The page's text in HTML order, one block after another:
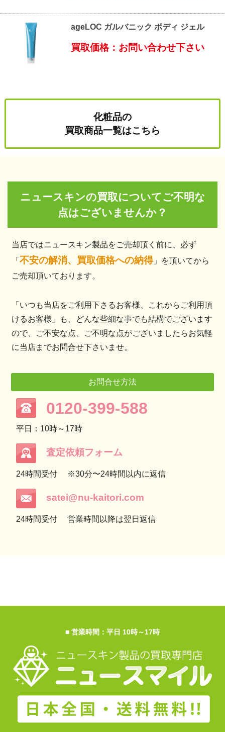
ageLOC ガルバニック ボディ ジェル
買取価格：お問い合わせ下さい
化粧品の
買取商品一覧はこちら
ニュースキンの買取についてご不明な
点はございませんか？
当店ではニュースキン製品をご売却頂く前に、必ず
「不安の解消、買取価格への納得」を頂いてから
ご売却頂いております。
「いつも当店をご利用下さるお客様、これからご利用頂
けるお客様」も、どんな些細な事でも結構でございます
ので、ご不安な点、ご不明な点がございましたらお気軽
に当店までお問合せ下さいませ。
お問合せ方法
0120-399-588
平日：10時～17時
査定依頼フォーム
24時間受付 ※30分〜24時間以内に返信
satei@nu-kaitori.com
24時間受付 営業時間以降は翌日返信
■ 営業時間：平日 10時～17時